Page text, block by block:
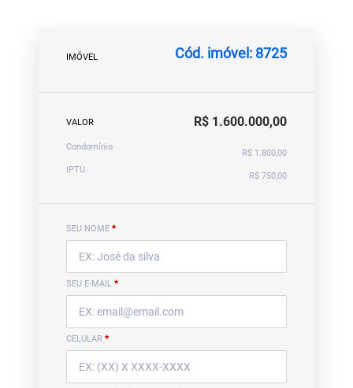
IMÓVEL Cód. imóvel: 8725
VALOR R$ 1.600.000,00
Condomínio
R$ 1.800,00
IPTU
R$ 750,00
SEU NOME *
SEU E-MAIL *
CELULAR *